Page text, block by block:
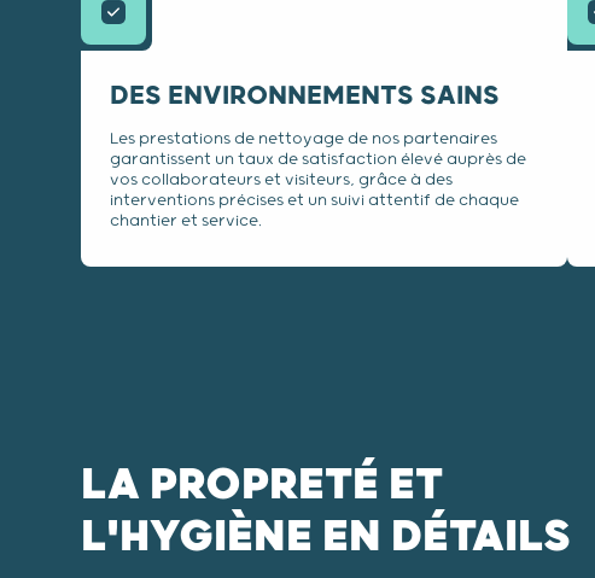
DES ENVIRONNEMENTS SAINS
Les prestations de nettoyage de nos partenaires
garantissent un taux de satisfaction élevé auprès de
vos collaborateurs et visiteurs, grâce à des
interventions précises et un suivi attentif de chaque
chantier et service.
LA PROPRETÉ ET
L'HYGIÈNE EN DÉTAILS